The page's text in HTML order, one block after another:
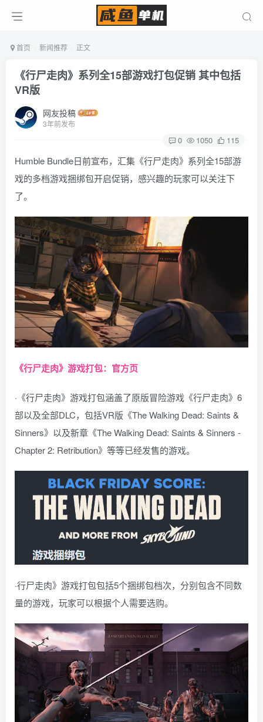
首页 新闻推荐 正文
《行尸走肉》系列全15部游戏打包促销 其中包括
VR版
网友投稿
3年前发布
0 1050 115
Humble Bundle日前宣布，汇集《行尸走肉》系列全15部游
戏的多档游戏捆绑包开启促销，感兴趣的玩家可以关注下
了。
《行尸走肉》游戏打包：官方页
·《行尸走肉》游戏打包涵盖了原版冒险游戏《行尸走肉》6
部以及全部DLC，包括VR版《The Walking Dead: Saints &
Sinners》以及新章《The Walking Dead: Saints & Sinners -
Chapter 2: Retribution》等等已经发售的游戏。
·行尸走肉》游戏打包包括5个捆绑包档次，分别包含不同数
量的游戏，玩家可以根据个人需要选购。